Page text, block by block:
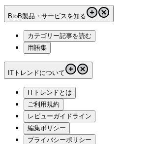
BtoB製品・サービスを知る
カテゴリー記事を読む
用語集
ITトレンドについて
ITトレンドとは
ご利用規約
レビューガイドライン
編集ポリシー
プライバシーポリシー